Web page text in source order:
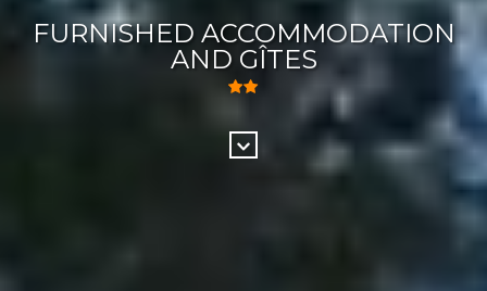
FURNISHED ACCOMMODATION
AND GÎTES